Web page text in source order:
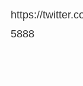
https://
5888